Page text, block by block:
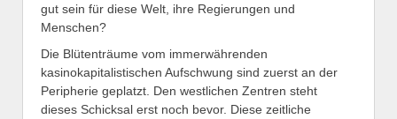
gut sein für diese Welt, ihre Regierungen und
Menschen?
Die Blütenträume vom immerwährenden
kasinokapitalistischen Aufschwung sind zuerst an der
Peripherie geplatzt. Den westlichen Zentren steht
dieses Schicksal erst noch bevor. Diese zeitliche